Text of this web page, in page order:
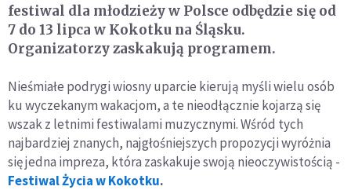
festiwal dla młodzieży w Polsce odbędzie się od
7 do 13 lipca w Kokotku na Śląsku.
Organizatorzy zaskakują programem.
Nieśmiałe podrygi wiosny uparcie kierują myśli wielu osób
ku wyczekanym wakacjom, a te nieodłącznie kojarzą się
wszak z letnimi festiwalami muzycznymi. Wśród tych
najbardziej znanych, najgłośniejszych propozycji wyróżnia
się jedna impreza, która zaskakuje swoją nieoczywistością -
Festiwal Życia w Kokotku.